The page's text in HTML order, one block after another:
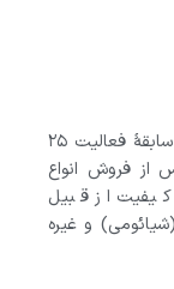
شرکت فرهنگ تجارت آذین ایرانیان در مشهد، با سابقهٔ فعالیت ۲۵
از فروش انواع
از قبیل
Samsung (سامسونگ) Apple (اپل)، Xiaomi (شیائومی)‌ و غیره